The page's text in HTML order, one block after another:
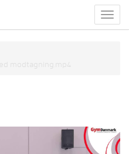
menu
modtagning.mp4